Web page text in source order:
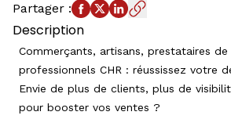
Partager :
Description
Commerçants, artisans, prestataires de
professionnels CHR : réussissez votre
Envie de plus de clients, plus de
pour booster vos ventes ?